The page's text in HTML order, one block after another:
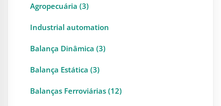
Agropecuária (3)
Industrial automation
Balança Dinâmica (3)
Balança Estática (3)
Balanças Ferroviárias (12)